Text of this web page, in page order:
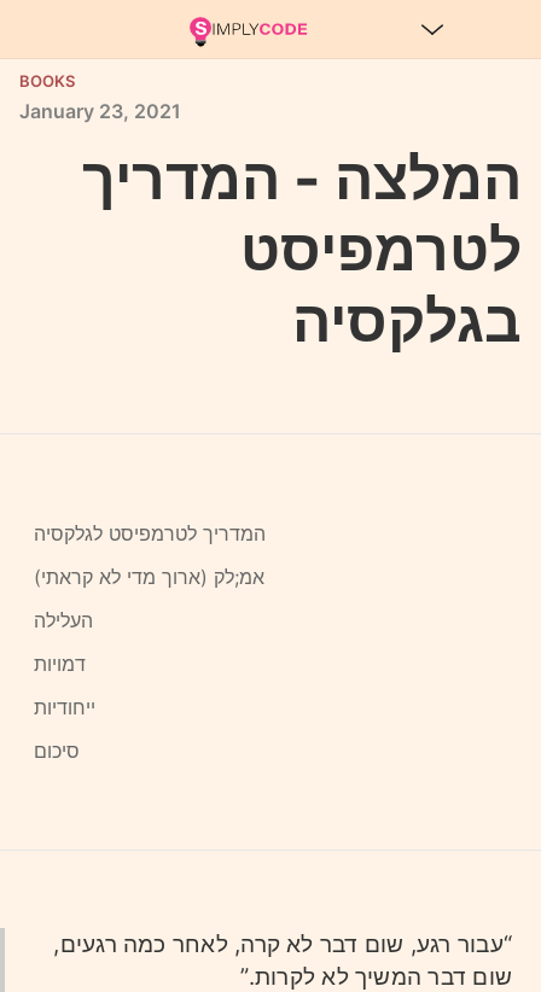
BOOKS
January 23, 2021
המלצה - המדריך
לטרמפיסט
בגלקסיה
המדריך לטרמפיסט לגלקסיה
אמ;לק (ארוך מדי לא קראתי)
העלילה
דמויות
ייחודיות
סיכום
“עבור רגע, שום דבר לא קרה, לאחר כמה רגעים,
שום דבר המשיך לא לקרות.”